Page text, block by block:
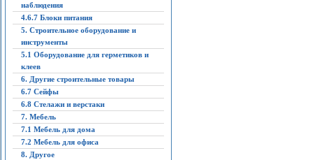
наблюдения
4.6.7 Блоки питания
5. Строительное оборудование и
инструменты
5.1 Оборудование для герметиков и
клеев
6. Другие строительные товары
6.7 Сейфы
6.8 Стелажи и верстаки
7. Мебель
7.1 Мебель для дома
7.2 Мебель для офиса
8. Другое